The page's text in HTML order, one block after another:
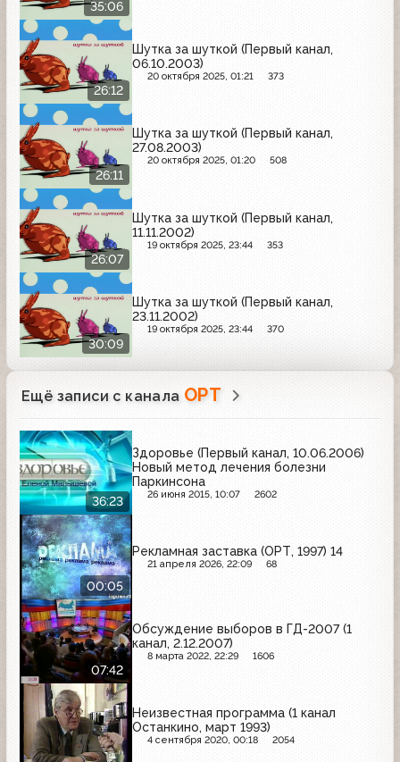
35:06
26:12
Шутка за шуткой (Первый канал,
06.10.2003)
20 октября 2025, 01:21 373
26:11
Шутка за шуткой (Первый канал,
27.08.2003)
20 октября 2025, 01:20 508
26:07
Шутка за шуткой (Первый канал,
11.11.2002)
19 октября 2025, 23:44 353
30:09
Шутка за шуткой (Первый канал,
23.11.2002)
19 октября 2025, 23:44 370
Ещё записи с канала ОРТ
36:23
Здоровье (Первый канал, 10.06.2006)
Новый метод лечения болезни
Паркинсона
26 июня 2015, 10:07 2602
00:05
Рекламная заставка (ОРТ, 1997) 14
21 апреля 2026, 22:09 68
07:42
Обсуждение выборов в ГД-2007 (1
канал, 2.12.2007)
8 марта 2022, 22:29 1606
Неизвестная программа (1 канал
Останкино, март 1993)
4 сентября 2020, 00:18 2054